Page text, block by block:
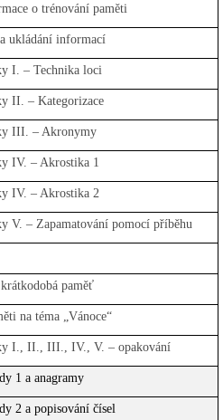
o trénování paměti
ukládání informací
I. – Technika loci
II. – Kategorizace
III. – Akronymy
IV. – Akrostika 1
IV. – Akrostika 2
V. – Zapamatování pomocí příběhu
paměť
na téma „Vánoce“
I., II., III., IV., V. – opakování
1 a anagramy
2 a popisování čísel